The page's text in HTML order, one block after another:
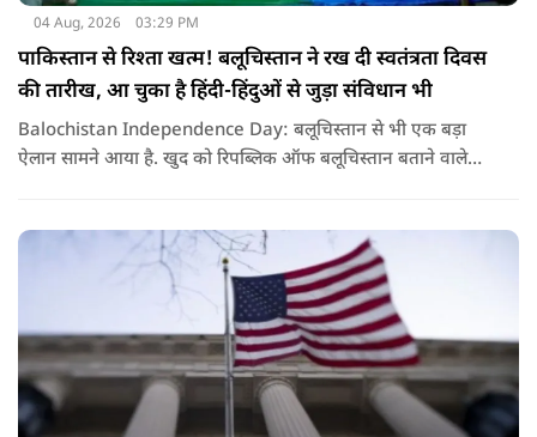
04 Aug, 2026 03:29 PM
पाकिस्तान से रिश्ता खत्म! बलूचिस्तान ने रख दी स्वतंत्रता दिवस
की तारीख, आ चुका है हिंदी-हिंदुओं से जुड़ा संविधान भी
Balochistan Independence Day: बलूचिस्तान से भी एक बड़ा
ऐलान सामने आया है. खुद को रिपब्लिक ऑफ बलूचिस्तान बताने वाले